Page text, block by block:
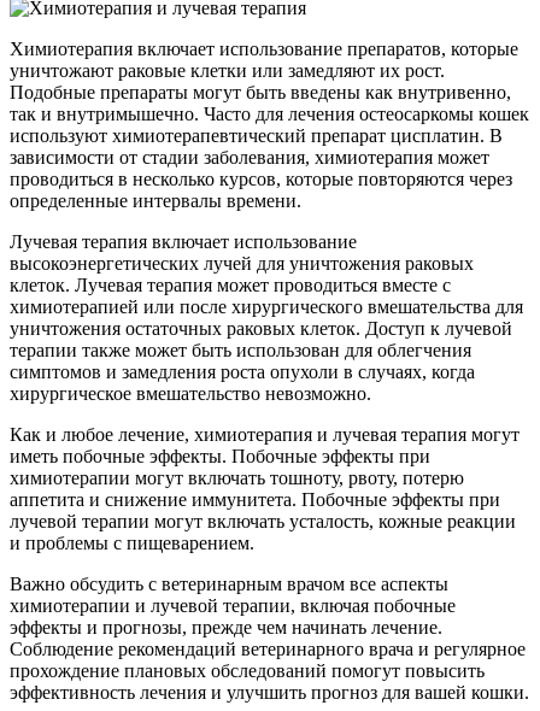
Химиотерапия включает использование препаратов, которые
уничтожают раковые клетки или замедляют их рост.
Подобные препараты могут быть введены как внутривенно,
так и внутримышечно. Часто для лечения остеосаркомы кошек
используют химиотерапевтический препарат цисплатин. В
зависимости от стадии заболевания, химиотерапия может
проводиться в несколько курсов, которые повторяются через
определенные интервалы времени.
Лучевая терапия включает использование
высокоэнергетических лучей для уничтожения раковых
клеток. Лучевая терапия может проводиться вместе с
химиотерапией или после хирургического вмешательства для
уничтожения остаточных раковых клеток. Доступ к лучевой
терапии также может быть использован для облегчения
симптомов и замедления роста опухоли в случаях, когда
хирургическое вмешательство невозможно.
Как и любое лечение, химиотерапия и лучевая терапия могут
иметь побочные эффекты. Побочные эффекты при
химиотерапии могут включать тошноту, рвоту, потерю
аппетита и снижение иммунитета. Побочные эффекты при
лучевой терапии могут включать усталость, кожные реакции
и проблемы с пищеварением.
Важно обсудить с ветеринарным врачом все аспекты
химиотерапии и лучевой терапии, включая побочные
эффекты и прогнозы, прежде чем начинать лечение.
Соблюдение рекомендаций ветеринарного врача и регулярное
прохождение плановых обследований помогут повысить
эффективность лечения и улучшить прогноз для вашей кошки.